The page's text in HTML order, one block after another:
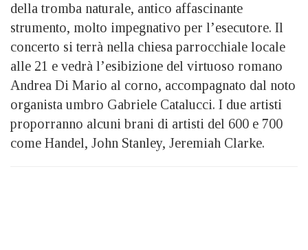
della tromba naturale, antico affascinante
strumento, molto impegnativo per l’esecutore. Il
concerto si terrà nella chiesa parrocchiale locale
alle 21 e vedrà l’esibizione del virtuoso romano
Andrea Di Mario al corno, accompagnato dal noto
organista umbro Gabriele Catalucci. I due artisti
proporranno alcuni brani di artisti del 600 e 700
come Handel, John Stanley, Jeremiah Clarke.